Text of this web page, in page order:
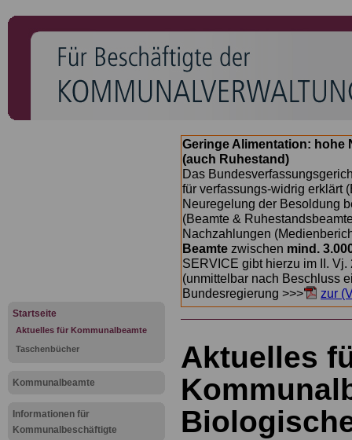
Startseite
Aktuelles für Kommunalbeamte
Taschenbücher
Kommunalbeamte
Informationen für
Kommunalbeschäftigte
Geringe Alimentation: hohe
(auch Ruhestand)
Das
für verfassungs-widrig erklärt
Neuregelung der Besoldung
(Beamte &
Nachzahlungen
Beamte zwischen mind.
SERVICE gibt hierzu im II.
(unmittelbar nach Beschluss
Bundesregierung >>>
zur
Aktuelles